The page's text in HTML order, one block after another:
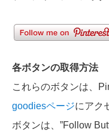
各ボタンの取得方法
これらのボタンは、
goodiesページにアク
ボタンは、”Follow